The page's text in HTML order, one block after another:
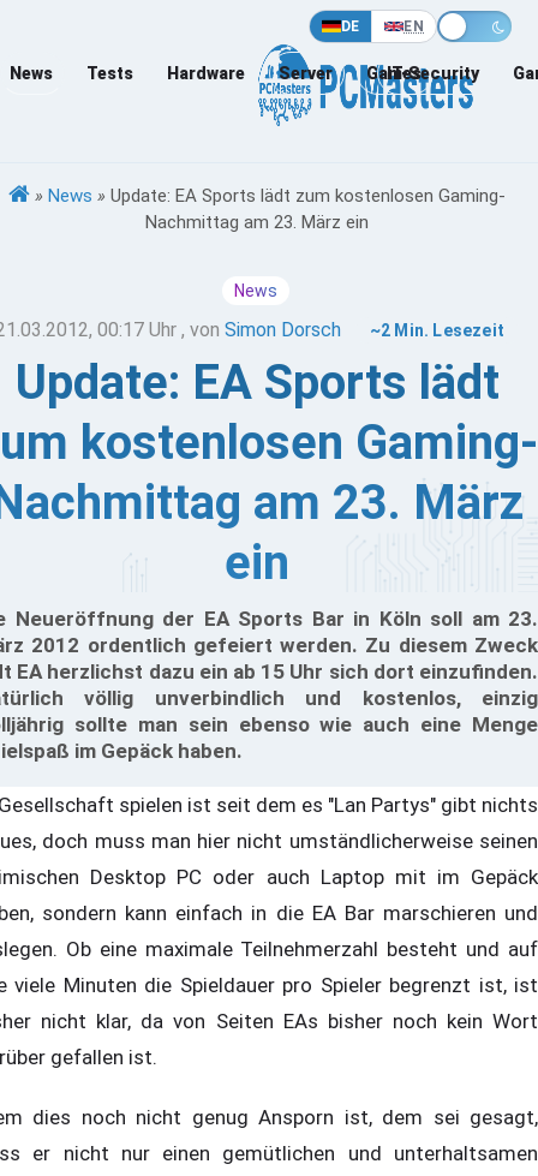
DE EN
News Tests Hardware Server Games
IT-Security
» News » Update: EA Sports lädt zum kostenlosen Gaming-
Nachmittag am 23. März ein
News
00:17 Uhr , von Simon Dorsch ~2 Min. Lesezeit
Update: EA Sports lädt
kostenlosen Gaming-
am 23. März
ein
Neueröffnung der EA Sports Bar in Köln soll am 23.
2012 ordentlich gefeiert werden. Zu diesem Zweck
EA herzlichst dazu ein ab 15 Uhr sich dort einzufinden.
völlig unverbindlich und kostenlos, einzig
sollte man sein ebenso wie auch eine Menge
im Gepäck haben.
spielen ist seit dem es "Lan Partys" gibt nichts
doch muss man hier nicht umständlicherweise seinen
Desktop PC oder auch Laptop mit im Gepäck
sondern kann einfach in die EA Bar marschieren und
Ob eine maximale Teilnehmerzahl besteht und auf
viele Minuten die Spieldauer pro Spieler begrenzt ist, ist
nicht klar, da von Seiten EAs bisher noch kein Wort
gefallen ist.
dies noch nicht genug Ansporn ist, dem sei gesagt,
er nicht nur einen gemütlichen und unterhaltsamen